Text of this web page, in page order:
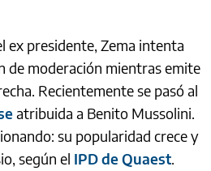
ex presidente, Zema intenta
de moderación mientras emite
Recientemente se pasó al
atribuida a Benito Mussolini.
su popularidad crece y
según el IPD de Quaest.